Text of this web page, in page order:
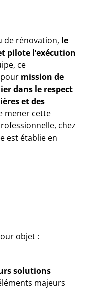
de rénovation, le
pilote l’exécution
ce
mission de
dans le respect
et des
mener cette
chez
est établie en
objet :
solutions
majeurs